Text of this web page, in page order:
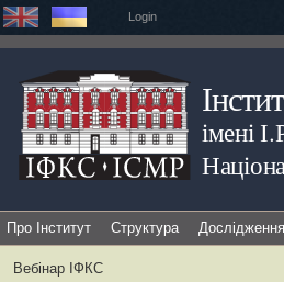
Login
імені
Про Інститут Структура Дослідження
Вебінар ІФКС